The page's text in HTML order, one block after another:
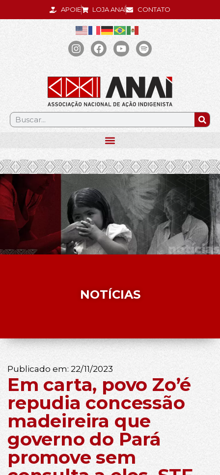
APOIE LOJA ANAÍ CONTATO
.
NOTÍCIAS
Publicado em: 22/11/2023
Em carta, povo Zo’é
repudia concessão
madeireira que
governo do Pará
promove sem